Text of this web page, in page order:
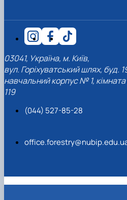
03041, Україна, м. Київ,
вул. Горіхуватський шлях, буд.
навчальний корпус № 1,
119
(044) 527-85-28